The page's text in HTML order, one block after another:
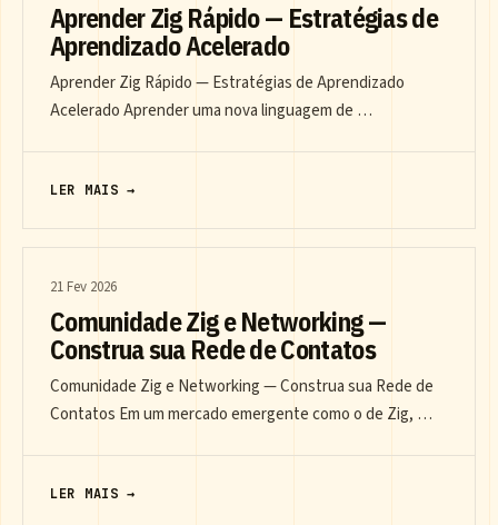
Aprender Zig Rápido — Estratégias de
Aprendizado Acelerado
Aprender Zig Rápido — Estratégias de Aprendizado
Acelerado Aprender uma nova linguagem de …
LER MAIS →
21 Fev 2026
Comunidade Zig e Networking —
Construa sua Rede de Contatos
Comunidade Zig e Networking — Construa sua Rede de
Contatos Em um mercado emergente como o de Zig, …
LER MAIS →